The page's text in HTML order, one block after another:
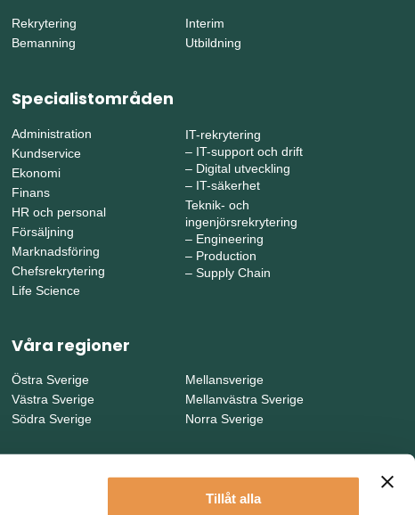
Tillåt alla
Rekrytering
Bemanning
Interim
Utbildning
Specialistområden
Administration
Kundservice
Ekonomi
Finans
HR och personal
Försäljning
Marknadsföring
Chefsrekrytering
Life Science
IT-rekrytering
– IT-support och drift
– Digital utveckling
– IT-säkerhet
Teknik- och
ingenjörsrekrytering
– Engineering
– Production
– Supply Chain
Våra regioner
Östra Sverige
Västra Sverige
Södra Sverige
Mellansverige
Mellanvästra Sverige
Norra Sverige